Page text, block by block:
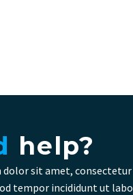
help?
dolor sit amet,
tempor incididunt ut